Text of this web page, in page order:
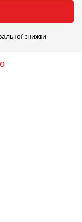
знижки